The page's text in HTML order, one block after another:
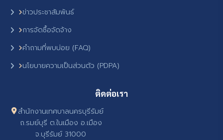
ข่าวประชาสัมพันธ์
การจัดซื้อจัดจ้าง
คำถามที่พบบ่อย (FAQ)
นโยบายความเป็นส่วนตัว (PDPA)
ติดต่อเรา
สำนักงานเทศบาลนครบุรีรัมย์
ถ.รมย์บุรี ต.ในเมือง อ.เมือง
จ.บุรีรัมย์ 31000